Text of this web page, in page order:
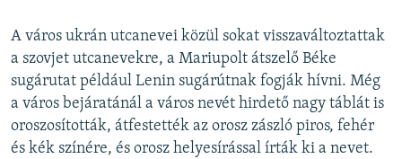
A város ukrán utcanevei közül sokat visszaváltoztattak
a szovjet utcanevekre, a Mariupolt átszelő Béke
sugárutat például Lenin sugárútnak fogják hívni. Még
a város bejáratánál a város nevét hirdető nagy táblát is
oroszosították, átfestették az orosz zászló piros, fehér
és kék színére, és orosz helyesírással írták ki a nevet.